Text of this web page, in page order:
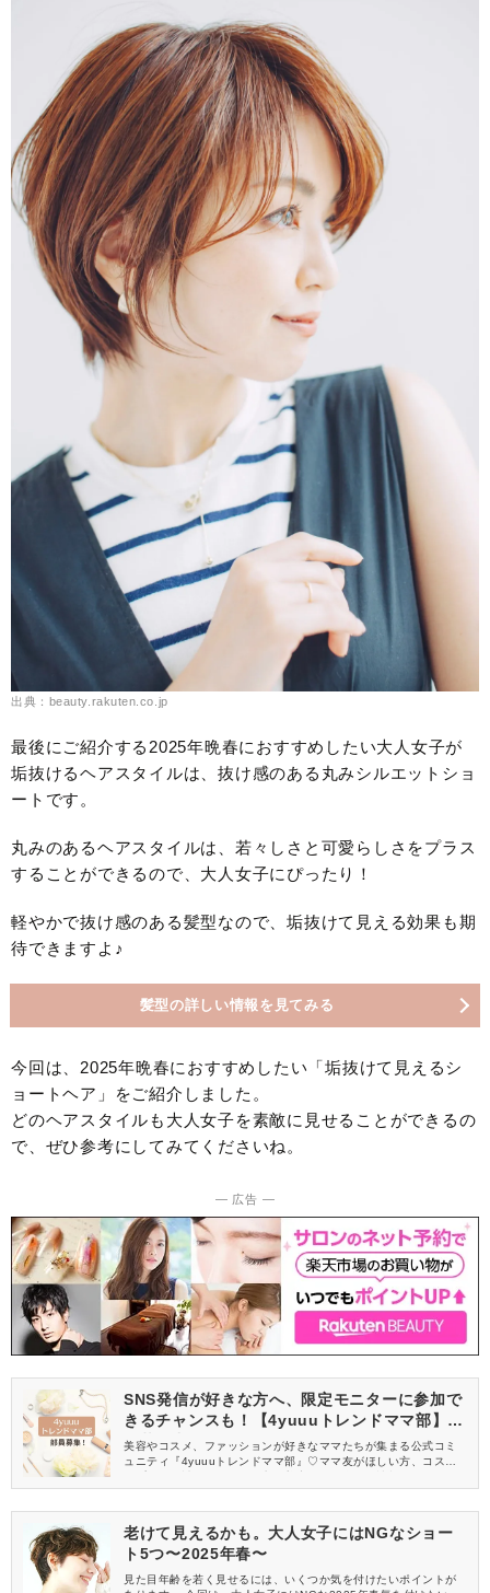
出典：beauty.rakuten.co.jp
最後にご紹介する2025年晩春におすすめしたい大人女子が
垢抜けるヘアスタイルは、抜け感のある丸みシルエットショ
ートです。
丸みのあるヘアスタイルは、若々しさと可愛らしさをプラス
することができるので、大人女子にぴったり！
軽やかで抜け感のある髪型なので、垢抜けて見える効果も期
待できますよ♪
髪型の詳しい情報を見てみる
今回は、2025年晩春におすすめしたい「垢抜けて見えるシ
ョートヘア」をご紹介しました。
どのヘアスタイルも大人女子を素敵に見せることができるの
で、ぜひ参考にしてみてくださいね。
― 広告 ―
SNS発信が好きな方へ、限定モニターに参加で
きるチャンスも！【4yuuuトレンドママ部】部
員募集中
美容やコスメ、ファッションが好きなママたちが集まる公式コミ
ュニティ『4yuuuトレンドママ部』♡ママ友がほしい方、コスメサ
信してくれる方を募集しています！
老けて見えるかも。大人女子にはNGなショー
ト5つ〜2025年春〜
見た目年齢を若く見せるには、いくつか気を付けたいポイントが